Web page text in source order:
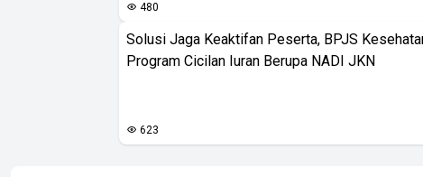
480
Solusi Jaga Keaktifan Peserta, BPJS
Program Cicilan Iuran Berupa NADI JKN
623